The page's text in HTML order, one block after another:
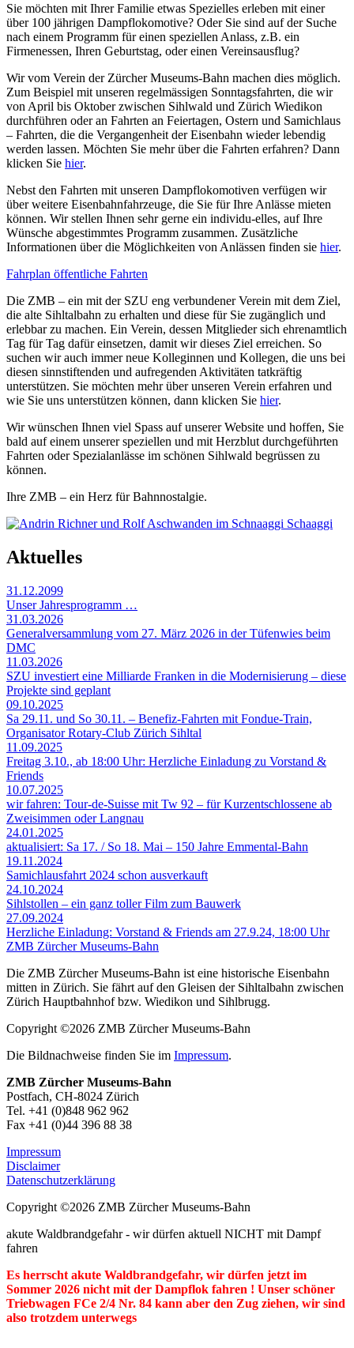
Sie möchten mit Ihrer Familie etwas Spezielles erleben mit einer
über 100 jährigen Dampflokomotive? Oder Sie sind auf der Suche
nach einem Programm für einen speziellen Anlass, z.B. ein
Firmenessen, Ihren Geburtstag, oder einen Vereinsausflug?
Wir vom Verein der Zürcher Museums-Bahn machen dies möglich.
Zum Beispiel mit unseren regelmässigen Sonntagsfahrten, die wir
von April bis Oktober zwischen Sihlwald und Zürich Wiedikon
durchführen oder an Fahrten an Feiertagen, Ostern und Samichlaus
– Fahrten, die die Vergangenheit der Eisenbahn wieder lebendig
werden lassen. Möchten Sie mehr über die Fahrten erfahren? Dann
klicken Sie hier.
Nebst den Fahrten mit unseren Dampflokomotiven verfügen wir
über weitere Eisenbahnfahrzeuge, die Sie für Ihre Anlässe mieten
können. Wir stellen Ihnen sehr gerne ein individu-elles, auf Ihre
Wünsche abgestimmtes Programm zusammen. Zusätzliche
Informationen über die Möglichkeiten von Anlässen finden sie hier.
Fahrplan öffentliche Fahrten
Die ZMB – ein mit der SZU eng verbundener Verein mit dem Ziel,
die alte Sihltalbahn zu erhalten und diese für Sie zugänglich und
erlebbar zu machen. Ein Verein, dessen Mitglieder sich ehrenamtlich
Tag für Tag dafür einsetzen, damit wir dieses Ziel erreichen. So
suchen wir auch immer neue Kolleginnen und Kollegen, die uns bei
diesen sinnstiftenden und aufregenden Aktivitäten tatkräftig
unterstützen. Sie möchten mehr über unseren Verein erfahren und
wie Sie uns unterstützen können, dann klicken Sie hier.
Wir wünschen Ihnen viel Spass auf unserer Website und hoffen, Sie
bald auf einem unserer speziellen und mit Herzblut durchgeführten
Fahrten oder Spezialanlässe im schönen Sihlwald begrüssen zu
können.
Ihre ZMB – ein Herz für Bahnnostalgie.
Aktuelles
31.12.2099
Unser Jahresprogramm …
31.03.2026
Generalversammlung vom 27. März 2026 in der Tüfenwies beim
DMC
11.03.2026
SZU investiert eine Milliarde Franken in die Modernisierung – diese
Projekte sind geplant
09.10.2025
Sa 29.11. und So 30.11. – Benefiz-Fahrten mit Fondue-Train,
Organisator Rotary-Club Zürich Sihltal
11.09.2025
Freitag 3.10., ab 18:00 Uhr: Herzliche Einladung zu Vorstand &
Friends
10.07.2025
wir fahren: Tour-de-Suisse mit Tw 92 – für Kurzentschlossene ab
Zweisimmen oder Langnau
24.01.2025
aktualisiert: Sa 17. / So 18. Mai – 150 Jahre Emmental-Bahn
19.11.2024
Samichlausfahrt 2024 schon ausverkauft
24.10.2024
Sihlstollen – ein ganz toller Film zum Bauwerk
27.09.2024
Herzliche Einladung: Vorstand & Friends am 27.9.24, 18:00 Uhr
ZMB Zürcher Museums-Bahn
Die ZMB Zürcher Museums-Bahn ist eine historische Eisenbahn
mitten in Zürich. Sie fährt auf den Gleisen der Sihltalbahn zwischen
Zürich Hauptbahnhof bzw. Wiedikon und Sihlbrugg.
Copyright ©2026 ZMB Zürcher Museums-Bahn
Die Bildnachweise finden Sie im Impressum.
ZMB Zürcher Museums-Bahn
Postfach, CH-8024 Zürich
Tel. +41 (0)848 962 962
Fax +41 (0)44 396 88 38
Impressum
Disclaimer
Datenschutzerklärung
Copyright ©2026 ZMB Zürcher Museums-Bahn
akute Waldbrandgefahr - wir dürfen aktuell NICHT mit Dampf
fahren
Es herrscht akute Waldbrandgefahr, wir dürfen jetzt im
Sommer 2026 nicht mit der Dampflok fahren ! Unser schöner
Triebwagen FCe 2/4 Nr. 84 kann aber den Zug ziehen, wir sind
also trotzdem unterwegs